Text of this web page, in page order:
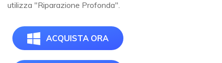
utilizza "Riparazione Profonda".
ACQUISTA ORA